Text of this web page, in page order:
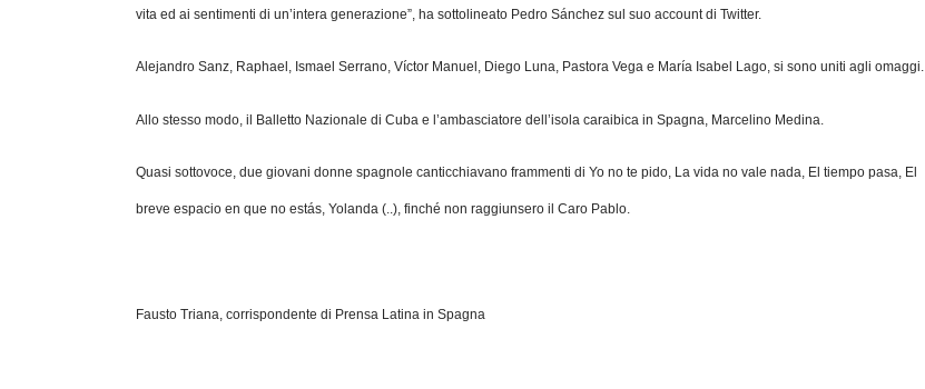
vita ed ai sentimenti di un’intera generazione”, ha sottolineato Pedro Sánchez sul suo account di Twitter.
Alejandro Sanz, Raphael, Ismael Serrano, Víctor Manuel, Diego Luna, Pastora Vega e María Isabel Lago, si sono uniti agli omaggi.
Allo stesso modo, il Balletto Nazionale di Cuba e l’ambasciatore dell’isola caraibica in Spagna, Marcelino Medina.
Quasi sottovoce, due giovani donne spagnole canticchiavano frammenti di Yo no te pido, La vida no vale nada, El tiempo pasa, El
breve espacio en que no estás, Yolanda (..), finché non raggiunsero il Caro Pablo.
Fausto Triana, corrispondente di Prensa Latina in Spagna